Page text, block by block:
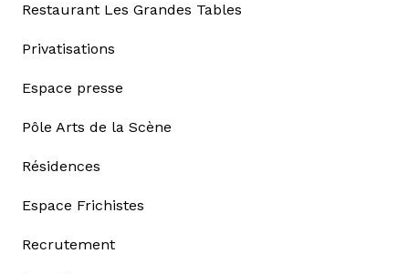
Restaurant Les Grandes Tables
Privatisations
Espace presse
Pôle Arts de la Scène
Résidences
Espace Frichistes
Recrutement